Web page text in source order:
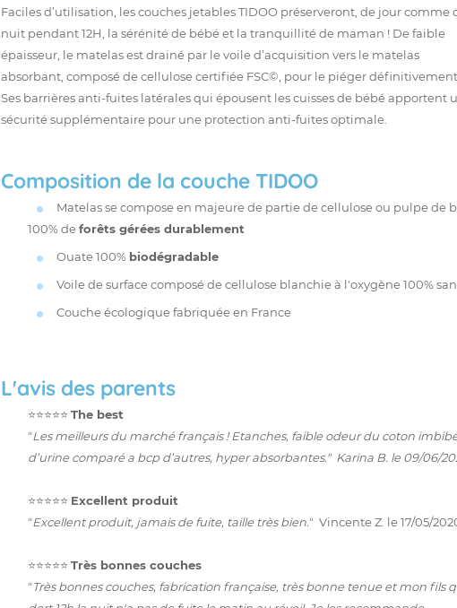
Faciles d’utilisation, les couches jetables TIDOO préserveront, de jour comme
nuit pendant 12H, la sérénité de bébé et la tranquillité de maman ! De faible
épaisseur, le matelas est drainé par le voile d’acquisition vers le matelas
absorbant, composé de cellulose certifiée FSC©, pour le piéger définitivement.
Ses barrières anti-fuites latérales qui épousent les cuisses de bébé apportent
sécurité supplémentaire pour une protection anti-fuites optimale.
Composition de la couche TIDOO
Matelas se compose en majeure de partie de cellulose ou pulpe de
100% deforêts gérées durablement
Ouate 100% biodégradable
Voile de surface composé de cellulose blanchie à l'oxygène 100%
Couche écologique fabriquée en France
L'avis des parents
⭐️⭐️⭐️⭐️⭐️The best
"Les meilleurs du marché français ! Etanches, faible odeur du coton
d’urine comparé a bcp d’autres, hyper absorbantes." Karina B. le 09/06/
⭐️⭐️⭐️⭐️⭐️ Excellent produit
"Excellent produit, jamais de fuite, taille très bien." Vincente Z. le 17/05/
⭐️⭐️⭐️⭐️⭐️Très bonnes couches
"Très bonnes couches, fabrication française, très bonne tenue et mon fils